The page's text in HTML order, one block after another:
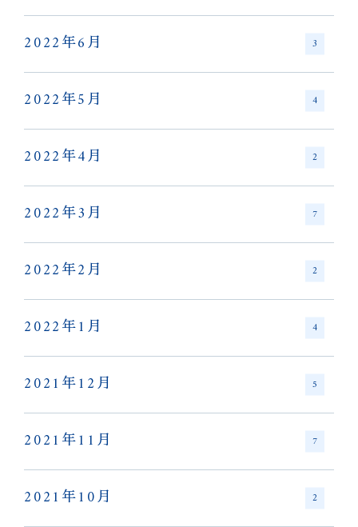
2022年6月 3
2022年5月 4
2022年4月 2
2022年3月 7
2022年2月 2
2022年1月 4
2021年12月 5
2021年11月 7
2021年10月 2